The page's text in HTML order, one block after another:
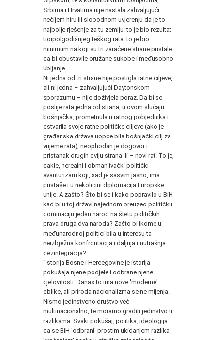
Srbima i Hrvatima nije nastala zahvaljujući
nečijem hiru ili slobodnom uvjerenju da je to
najbolje rješenje za tu zemlju: to je bio rezultat
troipolgodišnjeg teškog rata, to je bio
minimum na koji su tri zaraćene strane pristale
da bi obustavile oružane sukobe i međusobno
ubijanje.
Ni jedna od tri strane nije postigla ratne ciljeve,
ali ni jedna – zahvaljujući Daytonskom
sporazumu – nije doživjela poraz. Da bi se
poslije rata jedna od strana, u ovom slučaju
bošnjačka, prometnula u ratnog pobjednika i
ostvarila svoje ratne političke ciljeve (ako je
građanska država uopće bila bošnjački cilj za
vrijeme rata), neophodan je dogovor i
pristanak drugih dviju strana ili – novi rat. To je,
dakle, nerealni i obmanjivački politički
avanturizam koji, sad je sasvim jasno, ima
pristaše i u nekolicini diplomacija Europske
unije. A zašto? Što bi se i kako popravilo u BiH
kad bi u toj državi najednom preuzeo političku
dominaciju jedan narod na štetu političkih
prava druga dva naroda? Zašto bi ikome u
međunarodnoj politici bila u interesu ta
neizbježna konfrontacija i daljnja unutrašnja
dezintegracija?
"Istorija Bosne i Hercegovine je istorija
pokušaja njene podjele i odbrane njene
cjelovitosti. Danas to ima nove 'moderne'
oblike, ali priroda nacionalizma se ne mijenja.
Nismo jedinstveno društvo već
multinacionalno, te moramo graditi jedinstvo u
razlikama. Svaki pokušaj, politika, ideologija
da se BiH 'odbrani' prostim ukidanjem razlika,